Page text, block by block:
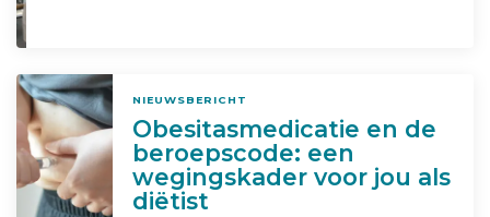
NIEUWSBERICHT
Obesitasmedicatie en de
beroepscode: een
wegingskader voor jou als
diëtist